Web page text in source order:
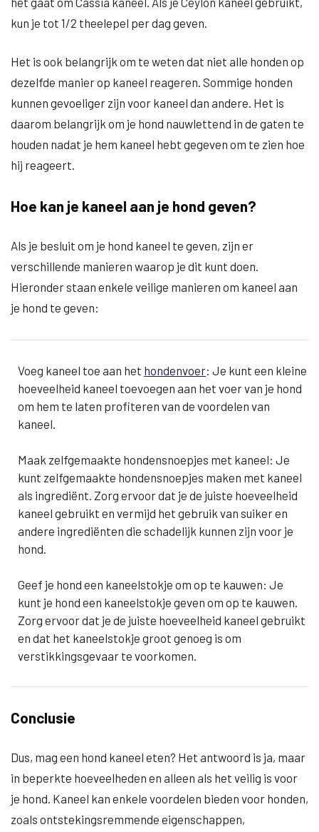
kun je tot 1/2 theelepel per dag geven.
Het is ook belangrijk om te weten dat niet alle honden op
dezelfde manier op kaneel reageren. Sommige honden
kunnen gevoeliger zijn voor kaneel dan andere. Het is
daarom belangrijk om je hond nauwlettend in de gaten te
houden nadat je hem kaneel hebt gegeven om te zien hoe
hij reageert.
Hoe kan je kaneel aan je hond geven?
Als je besluit om je hond kaneel te geven, zijn er
verschillende manieren waarop je dit kunt doen.
Hieronder staan enkele veilige manieren om kaneel aan
je hond te geven:
Voeg kaneel toe aan het hondenvoer: Je kunt een kleine
hoeveelheid kaneel toevoegen aan het voer van je hond
om hem te laten profiteren van de voordelen van
kaneel.
Maak zelfgemaakte hondensnoepjes met kaneel: Je
kunt zelfgemaakte hondensnoepjes maken met kaneel
als ingrediënt. Zorg ervoor dat je de juiste hoeveelheid
kaneel gebruikt en vermijd het gebruik van suiker en
andere ingrediënten die schadelijk kunnen zijn voor je
hond.
Geef je hond een kaneelstokje om op te kauwen: Je
kunt je hond een kaneelstokje geven om op te kauwen.
Zorg ervoor dat je de juiste hoeveelheid kaneel gebruikt
en dat het kaneelstokje groot genoeg is om
verstikkingsgevaar te voorkomen.
Conclusie
Dus, mag een hond kaneel eten? Het antwoord is ja, maar
in beperkte hoeveelheden en alleen als het veilig is voor
je hond. Kaneel kan enkele voordelen bieden voor honden,
zoals ontstekingsremmende eigenschappen,